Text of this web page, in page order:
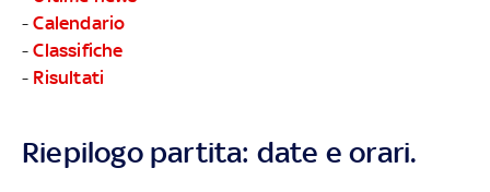
-Calendario
-Classifiche
- Risultati
Riepilogo partita: date e orari.